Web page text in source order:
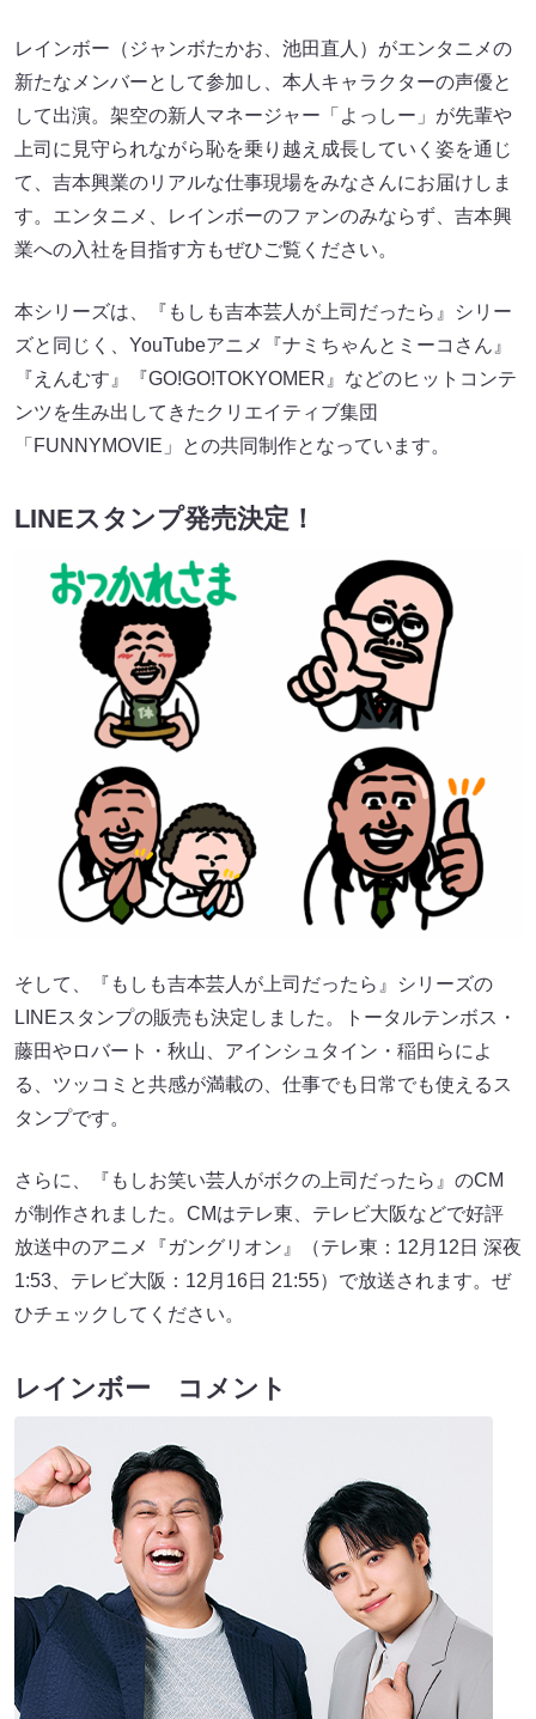
レインボー（ジャンボたかお、池田直人）がエンタニメの
新たなメンバーとして参加し、本人キャラクターの声優と
して出演。架空の新人マネージャー「よっしー」が先輩や
上司に見守られながら恥を乗り越え成長していく姿を通じ
て、吉本興業のリアルな仕事現場をみなさんにお届けしま
す。エンタニメ、レインボーのファンのみならず、吉本興
業への入社を目指す方もぜひご覧ください。
本シリーズは、『もしも吉本芸人が上司だったら』シリー
ズと同じく、YouTubeアニメ『ナミちゃんとミーコさん』
『えんむす』『GO!GO!TOKYOMER』などのヒットコンテ
ンツを生み出してきたクリエイティブ集団
「FUNNYMOVIE」との共同制作となっています。
LINEスタンプ発売決定！
そして、『もしも吉本芸人が上司だったら』シリーズの
LINEスタンプの販売も決定しました。トータルテンボス・
藤田やロバート・秋山、アインシュタイン・稲田らによ
る、ツッコミと共感が満載の、仕事でも日常でも使えるス
タンプです。
さらに、『もしお笑い芸人がボクの上司だったら』のCM
が制作されました。CMはテレ東、テレビ大阪などで好評
放送中のアニメ『ガングリオン』（テレ東：12月12日 深夜
1:53、テレビ大阪：12月16日 21:55）で放送されます。ぜ
ひチェックしてください。
レインボー コメント